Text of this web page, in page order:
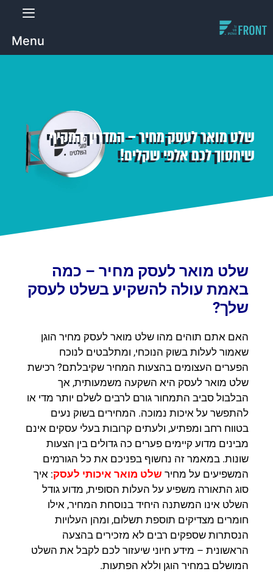
Menu
שלט מואר לעסק מחיר – המדריך המקיף
שיחסוך לכם אלפי שקלים!
שלט מואר לעסק מחיר – כמה
באמת עולה להשקיע בשלט לעסק
שלך?
האם אתם תוהים מהו שלט מואר לעסק מחיר הוגן
שאמור לעלות בשוק הנוכחי, ומתלבטים לנוכח
הפערים העצומים בהצעות המחיר שקיבלתם? רכישת
שלט מואר לעסק היא השקעה משמעותית, אך
הבלבול סביב התמחור גורם לרבים לשלם יותר מדי או
להתפשר על איכות נמוכה. המחירים בשוק נעים
בטווח רחב ומפתיע, ולעתים קרובות בעלי עסקים אינם
מבינים מדוע קיימים פערים כה גדולים בין הצעות
שונות. במאמר זה נחשוף בפניכם את כל הגורמים
המשפיעים על מחיר שלט מואר איכותי לעסק: איך
סוג התאורה משפיע על העלות הסופית, מדוע גודל
השלט אינו המשתנה היחיד בנוסחת המחיר, אילו
חומרים מצדיקים תוספת תשלום, ומהן העלויות
הנסתרות שספקים רבים לא מזכירים בהצעה
הראשונית – מידע חיוני שיעזור לכם לקבל את השלט
המושלם במחיר הוגן וללא הפתעות.